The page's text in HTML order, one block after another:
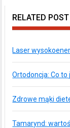
RELATED POST
Laser
Ortodoncja: Co
Zdrowe mąki
Tamarynd: